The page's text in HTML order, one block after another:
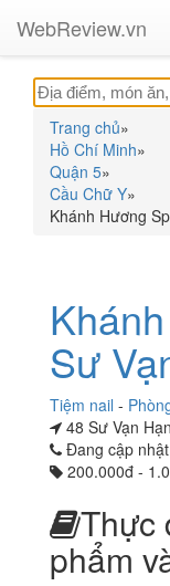
WebReview.vn
Trang chủ»
Hồ Chí Minh»
Quận 5»
Cầu Chữ Y»
Khánh Hương
Sư
Tiệm nail -
48 Sư Vạn
Đang cập nhật
200.000đ -
Thực
phẩm